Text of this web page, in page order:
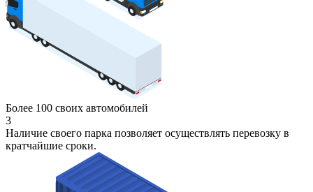
Более 100 своих автомобилей
3
Наличие своего парка позволяет осуществлять перевозку в
кратчайшие сроки.